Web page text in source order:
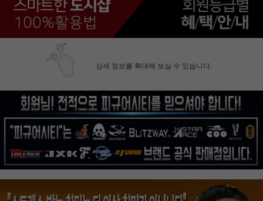
상세 정보를 확대해 보실 수 있습니다.